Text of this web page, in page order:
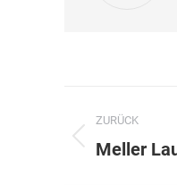
ZURÜCK
Vorheriger
Meller